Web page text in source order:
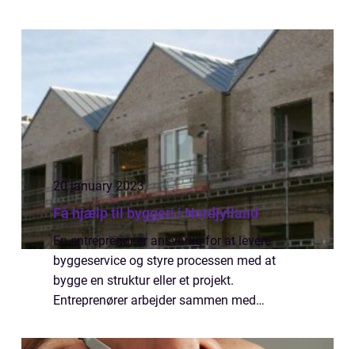
være en vanskelig opgave – en e...
20 january 2023
Få hjælp til byggeri i Nordjylland
En entreprenør er ansvarlig for at levere
byggeservice og styre processen med at
bygge en struktur eller et projekt.
Entreprenører arbejder sammen med
planlægge og budgettere projektet og